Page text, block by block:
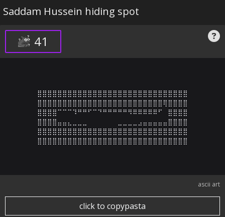
Saddam Hussein hiding spot
41
⣿⣿⣿⣿⣿⣿⣿⣿⣿⣿⣿⣿⣿⣿⣿⣿⣿⣿⣿⣿⣿⣿⣿⣿⣿⣿⣿⣿⣿⣿
⣿⣿⣿⣿⣿⣿⣿⣿⣿⣿⣿⣿⣿⣿⣿⣿⣿⣿⣿⣿⣿⣿⣿⣿⣿⢿⣿⣿⣿⣿
⣿⣿⣿⣿⠉⠉⠉⠹⠛⠛⠋⠉⠙⠛⠛⠛⠛⠛⠻⠿⠿⠿⠿⠿⠋⠀⣿⣿⣿⣿
⣿⣿⣿⣿⣤⣤⣄⣀⣀⣀⠀⠀⠀⠀⠀⠀⣀⣀⣀⣀⣠⣤⣤⣤⣤⣤⣿⣿⣿⣿
⣿⣿⣿⣿⣿⣿⣿⣿⣿⣿⣿⣿⣿⣿⣿⣿⣿⣿⣿⣿⣿⣿⣿⣿⣿⣿⣿⣿⣿⣿
⣿⣿⣿⣿⣿⣿⣿⣿⣿⣿⣿⣿⣿⣿⣿⣿⣿⣿⣿⣿⣿⣿⣿⣿⣿⣿⣿⣿⣿⣿
ascii art
click to copypasta